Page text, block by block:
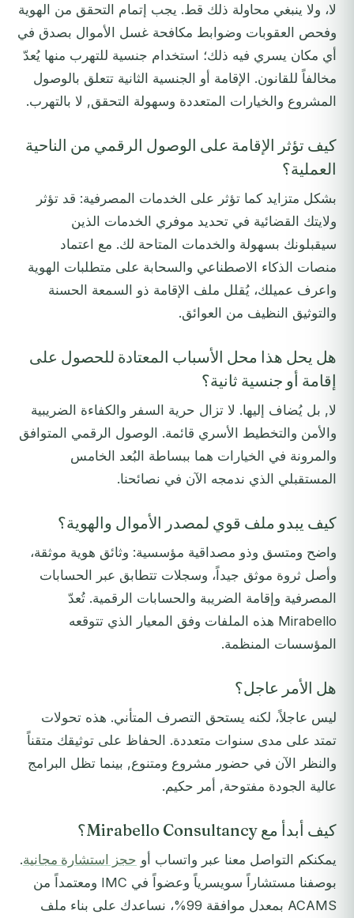
لا، ولا ينبغي محاولة ذلك قط. يجب إتمام التحقق من الهوية
وفحص العقوبات وضوابط مكافحة غسل الأموال بصدق في
أي مكان يسري فيه ذلك؛ استخدام جنسية للتهرب منها يُعدّ
مخالفاً للقانون. الإقامة أو الجنسية الثانية تتعلق بالوصول
المشروع والخيارات المتعددة وسهولة التحقق, لا بالتهرب.
كيف تؤثر الإقامة على الوصول الرقمي من الناحية
العملية؟
بشكل متزايد كما تؤثر على الخدمات المصرفية: قد تؤثر
ولايتك القضائية في تحديد موفري الخدمات الذين
سيقبلونك بسهولة والخدمات المتاحة لك. مع اعتماد
منصات الذكاء الاصطناعي والسحابة على متطلبات الهوية
واعرف عميلك، يُقلل ملف الإقامة ذو السمعة الحسنة
والتوثيق النظيف من العوائق.
هل يحل هذا محل الأسباب المعتادة للحصول على
إقامة أو جنسية ثانية؟
لا, بل يُضاف إليها. لا تزال حرية السفر والكفاءة الضريبية
والأمن والتخطيط الأسري قائمة. الوصول الرقمي المتوافق
والمرونة في الخيارات هما ببساطة البُعد الخامس
المستقبلي الذي ندمجه الآن في نصائحنا.
كيف يبدو ملف قوي لمصدر الأموال والهوية؟
واضح ومتسق وذو مصداقية مؤسسية: وثائق هوية موثقة،
وأصل ثروة موثق جيداً، وسجلات تتطابق عبر الحسابات
المصرفية وإقامة الضريبة والحسابات الرقمية. تُعدّ
Mirabello هذه الملفات وفق المعيار الذي تتوقعه
المؤسسات المنظمة.
هل الأمر عاجل؟
ليس عاجلاً، لكنه يستحق التصرف المتأني. هذه تحولات
تمتد على مدى سنوات متعددة. الحفاظ على توثيقك متقناً
والنظر الآن في حضور مشروع ومتنوع, بينما تظل البرامج
عالية الجودة مفتوحة, أمر حكيم.
كيف أبدأ مع Mirabello Consultancy؟
يمكنكم التواصل معنا عبر واتساب أو حجز استشارة مجانية.
بوصفنا مستشاراً سويسرياً وعضواً في IMC ومعتمداً من
ACAMS بمعدل موافقة 99%، نساعدك على بناء ملف